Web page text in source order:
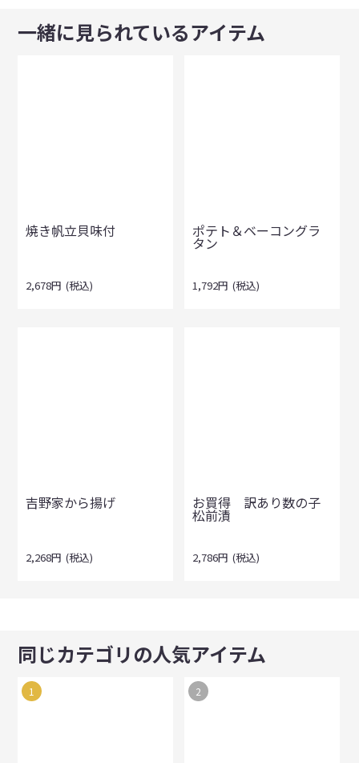
一緒に見られているアイテム
焼き帆立貝味付
2,678円 (税込)
ポテト＆ベーコングラ
タン
1,792円 (税込)
吉野家から揚げ
2,268円 (税込)
お買得 訳あり数の子
松前漬
2,786円 (税込)
同じカテゴリの人気アイテム
1 2